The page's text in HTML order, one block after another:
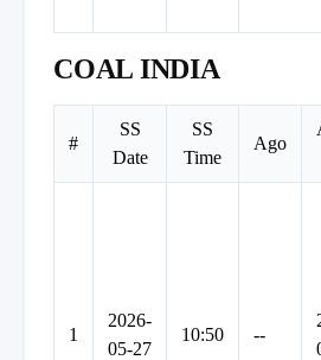
COAL INDIA
#
SS
Date
SS
Time
Ago
1
2026-
05-27
10:50 --